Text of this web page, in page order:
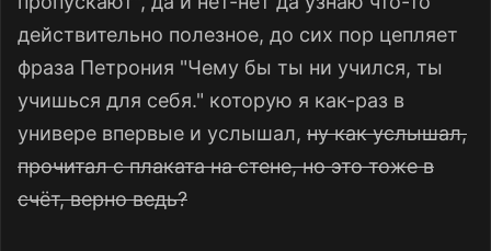
действительно полезное, до сих пор цепляет
фраза Петрония "Чему бы ты ни учился, ты
учишься для себя." которую я как-раз в
универе впервые и услышал, ну как услышал,
прочитал с плаката на стене, но это тоже в
счёт, верно ведь?